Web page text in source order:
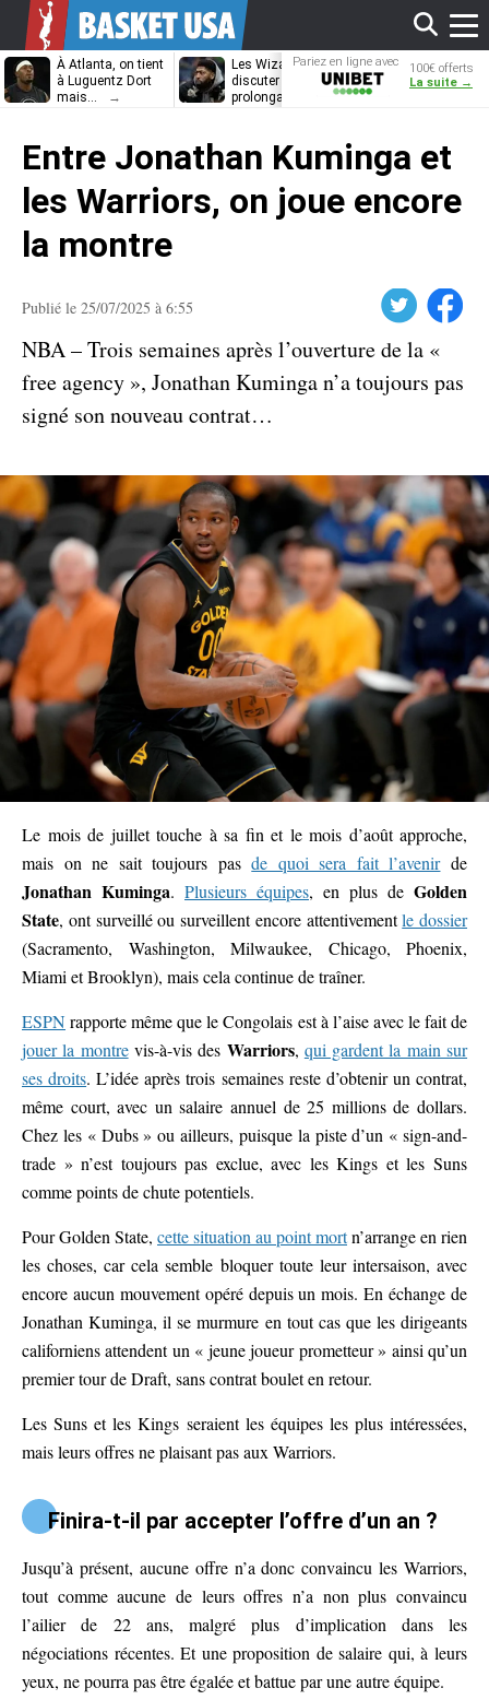
À Atlanta, on tient
à Luguentz Dort
mais…
Les Wizards vont
discuter
prolongation avec
Dennis
découvrira-t-il
Pariez en ligne avec
Unibet
100€ offerts
La suite →
Entre Jonathan Kuminga et
les Warriors, on joue encore
la montre
Publié le 25/07/2025 à 6:55 Facebook
NBA – Trois semaines après l’ouverture de la «
free agency », Jonathan Kuminga n’a toujours pas
signé son nouveau contrat…
Le mois de juillet touche à sa fin et le mois d’août approche,
mais on ne sait toujours pasde quoi sera fait l’avenirde
Jonathan Kuminga. Plusieurs équipes, en plus de Golden
State, ont surveillé ou surveillent encore attentivementle dossier
(Sacramento, Washington, Milwaukee, Chicago, Phoenix,
Miami et Brooklyn), mais cela continue de traîner.
ESPNrapporte même que le Congolais est à l’aise avec le fait de
jouer la montrevis-à-vis des Warriors, qui gardent la main sur
ses droits. L’idée après trois semaines reste d’obtenir un contrat,
même court, avec un salaire annuel de 25 millions de dollars.
Chez les « Dubs » ou ailleurs, puisque la piste d’un « sign-and-
trade » n’est toujours pas exclue, avec les Kings et les Suns
comme points de chute potentiels.
Pour Golden State, cette situation au point mortn’arrange en rien
les choses, car cela semble bloquer toute leur intersaison, avec
encore aucun mouvement opéré depuis un mois. En échange de
Jonathan Kuminga, il se murmure en tout cas que les dirigeants
californiens attendent un « jeune joueur prometteur » ainsi qu’un
premier tour de Draft, sans contrat boulet en retour.
Les Suns et les Kings seraient les équipes les plus intéressées,
mais leurs offres ne plaisant pas aux Warriors.
Finira-t-il par accepter l’offre d’un an ?
Jusqu’à présent, aucune offre n’a donc convaincu les Warriors,
tout comme aucune de leurs offres n’a non plus convaincu
l’ailier de 22 ans, malgré plus d’implication dans les
négociations récentes. Et une proposition de salaire qui, à leurs
yeux, ne pourra pas être égalée et battue par une autre équipe.